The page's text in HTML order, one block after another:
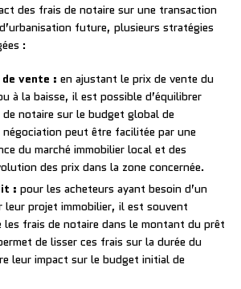
des frais de notaire sur une transaction
future, plusieurs stratégies
:
vente : en ajustant le prix de vente du
à la baisse, il est possible d’équilibrer
de notaire sur le budget global de
peut être facilitée par une
du marché immobilier local et des
des prix dans la zone concernée.
: pour les acheteurs ayant besoin d’un
leur projet immobilier, il est souvent
les frais de notaire dans le montant du prêt
de lisser ces frais sur la durée du
leur impact sur le budget initial de